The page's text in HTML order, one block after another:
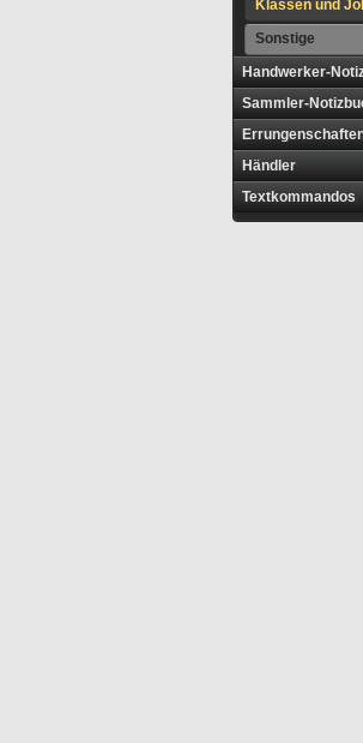
Klassen und
Sonstige
Handwerker-
Sammler-
Händler
Textkommandos